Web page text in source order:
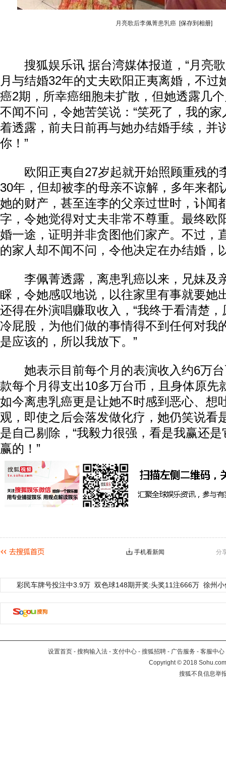
月亮歌后李佩菁患乳癌 [保存到相册]
搜狐娱乐讯 据台湾媒体报道，“月亮歌
月与结婚32年的丈夫欧阳正夷离婚，不过
癌2期，所幸癌细胞未扩散，但她透露几
不闻不问，令她苦笑说：“笑死了，我的
着透露，前夫日前再与她办结婚手续，并
你！”
欧阳正夷自27岁起就开始照顾重残的
30年，但却被李的母亲不谅解，多年来都
她的财产，甚至连李的父亲过世时，讣闻
字，令她觉得对丈夫非常不尊重。最终欧
婚一途，证明并非贪图他们家产。不过，
的家人却不闻不问，令他决定在办结婚，
李佩菁透露，离患乳癌以来，兄妹及
睬，令她感叹地说，以往家里有事就要她
还得在外演唱赚取收入，“我终于看清楚
冷屁股，为他们做的事情得不到任何对我
是应该的，所以我放下。”
她表示目前每个月的表演收入约6万台
款每个月得支出10多万台币，且身体原先
如今离患乳癌更是让她不时感到恶心、想
观，即使之后会落发做化疗，她仍笑说看
是自己剔除，“我毅力很强，看是我赢还
赢的！”
分
手机看新闻
彩民车牌号投注中3.9万 双色球148期开奖:头奖11注666万 徐州
设置首页 - 搜狗输入法 - 支付中心 - 搜狐招聘 - 广告服务 - 客服中心
Copyright©2018
搜狐不良信息举